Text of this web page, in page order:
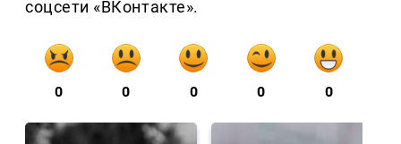
соцсети «ВКонтакте».
0 0 0 0 0